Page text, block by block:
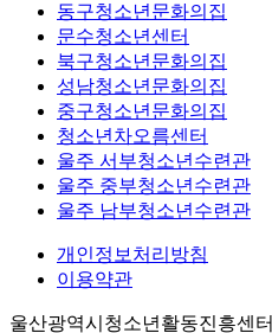
동구청소년문화의집
문수청소년센터
북구청소년문화의집
성남청소년문화의집
중구청소년문화의집
청소년차오름센터
울주 서부청소년수련관
울주 중부청소년수련관
울주 남부청소년수련관
개인정보처리방침
이용약관
울산광역시청소년활동진흥센터